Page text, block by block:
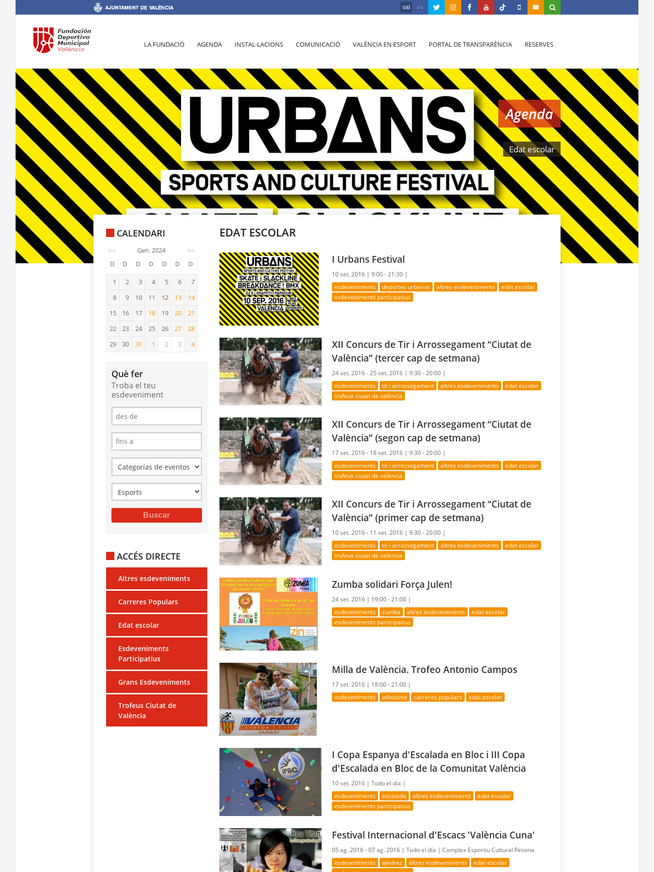
val es
LA FUNDACIÓ AGENDA INSTAL·LACIONS COMUNICACIÓ VALÈNCIA EN ESPORT PORTAL DE TRANSPARÈNCIA RESERVES
Agenda
Edat escolar
CALENDARI
<< Gen. 2024 >>
D D D D D D D
1 2 3 4 5 6
7
8
9 10 11 12 13
13
14
14
15 16 17 18
18
19 20
20
21
21
22 23 24 25 26 27 28
29 30 31 1 2 3 4
Què fer
Troba el teu
esdeveniment
ACCÉS DIRECTE
Altres esdeveniments
Carreres Populars
Edat escolar
Esdeveniments
Participatius
Grans Esdeveniments
Trofeus Ciutat de
València
EDAT ESCOLAR
I Urbans Festival
10 set. 2016 |9:00 - 21:30 |
esdeveniments deportes urbanos altres esdeveniments
edat escolar
esdeveniments participatius
XII Concurs de Tir i Arrossegament “Ciutat de
València” (tercer cap de setmana)
24 set. 2016 - 25 set. 2016 |9:30 - 20:00 |
esdeveniments tir i arrossegament altres esdeveniments
edat escolar
trofeus ciutat de valència
XII Concurs de Tir i Arrossegament “Ciutat de
València” (segon cap de setmana)
17 set. 2016 - 18 set. 2016 |9:30 - 20:00 |
esdeveniments tir i arrossegament altres esdeveniments
edat escolar
trofeus ciutat de valència
XII Concurs de Tir i Arrossegament “Ciutat de
València” (primer cap de setmana)
10 set. 2016 - 11 set. 2016 |9:30 - 20:00 |
esdeveniments tir i arrossegament altres esdeveniments
edat escolar
trofeus ciutat de valència
Zumba solidari Força Julen!
24 set. 2016 | 19:00 - 21:00 |
esdeveniments zumba altres esdeveniments
edat escolar
esdeveniments participatius
Milla de València. Trofeo Antonio Campos
17 set. 2016 | 18:00 - 21:00 |
esdeveniments atletisme carreres populars edat escolar
I Copa Espanya d'Escalada en Bloc i III Copa
d'Escalada en Bloc de la Comunitat València
10 set. 2016 |Todo el día |
esdeveniments escalada altres esdeveniments
edat escolar
esdeveniments participatius
Festival Internacional d'Escacs 'València Cuna'
05 ag. 2016 - 07 ag. 2016 |Todo el día |Complex Esportiu Cultural Petxina
esdeveniments ajedrez altres esdeveniments
edat escolar